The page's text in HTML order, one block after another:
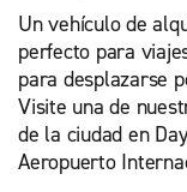
Un vehículo de
perfecto para
para desplazarse
Visite una de
de la ciudad en
Aeropuerto